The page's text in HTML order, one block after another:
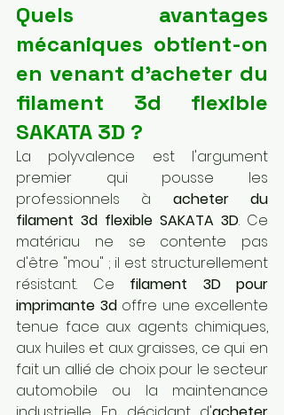
Quels avantages
mécaniques obtient-on
en venant d'acheter du
filament 3d flexible
SAKATA 3D ?
La polyvalence est l'argument
premier qui pousse les
professionnels à acheter du
filament 3d flexible SAKATA 3D. Ce
matériau ne se contente pas
d'être "mou" ; il est structurellement
résistant. Ce filament 3D pour
imprimante 3d offre une excellente
tenue face aux agents chimiques,
aux huiles et aux graisses, ce qui en
fait un allié de choix pour le secteur
automobile ou la maintenance